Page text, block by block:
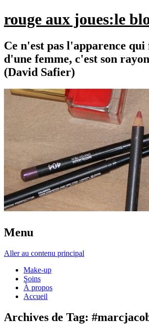
rouge aux joues:le
Ce n'est pas l'apparence
d'une femme, c'est son
(David Safier)
Menu
Aller au contenu principal
Make-up
Soins
À propos
Accueil
Archives de Tag: